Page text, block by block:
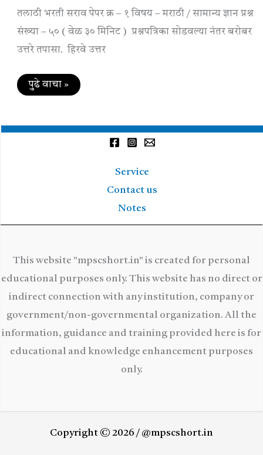
तलाठी भरती सराव पेपर क्र – १ विषय – मराठी / सामान्य ज्ञान प्रश्न
संख्या – ५० ( वेळ ३० मिनिट ) प्रश्नपत्रिका सोडवल्या नंतर बरोबर
उत्तरे तपासा. हिरवे उत्तर
पेपर
1
पुढे वाचा »
Service
Contact us
Notes
This website "mpscshort.in" is created for personal
educational purposes only. This website has no direct or
indirect connection with any institution, company or
government/non-governmental organization. All the
information, guidance and training provided here is for
educational and knowledge enhancement purposes
only.
Copyright © 2026 / @mpscshort.in